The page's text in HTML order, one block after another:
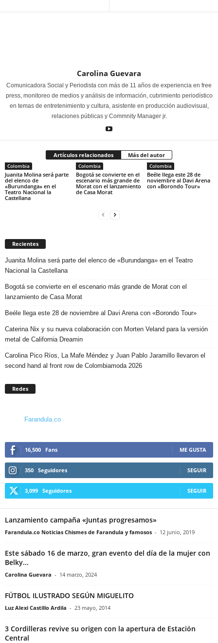
Carolina Guevara
Comunicadora Social y Periodista con más de 11 años de experiencia en free
press, monitoreo de medios y análisis de información, cubrimiento periodístico
en temas de entretenimiento y cultura, asistente en producción audiovisual,
relaciones públicas y Commnity Manager jr.
Artículos relacionados Más del autor
Colombia
Juanita Molina será parte
del elenco de
«Burundanga» en el
Teatro Nacional la
Castellana
Colombia
Bogotá se convierte en el
escenario más grande de
Morat con el lanzamiento
de Casa Morat
Colombia
Beéle llega este 28 de
noviembre al Davi Arena
con «Borondo Tour»
Recientes
Juanita Molina será parte del elenco de «Burundanga» en el Teatro
Nacional la Castellana
Bogotá se convierte en el escenario más grande de Morat con el
lanzamiento de Casa Morat
Beéle llega este 28 de noviembre al Davi Arena con «Borondo Tour»
Caterina Nix y su nueva colaboración con Morten Veland para la versión
metal de California Dreamin
Carolina Pico Ríos, La Mafe Méndez y Juan Pablo Jaramillo llevaron el
second hand al front row de Colombiamoda 2026
Redes
Farandula.co
16,500 Fans ME GUSTA
350 Seguidores SEGUIR
3,099 Seguidores SEGUIR
Lanzamiento campaña «Juntas progresamos»
Farandula.co Noticias Chismes de Farandula y famosos - 12 junio, 2019
Este sábado 16 de marzo, gran evento del día de la mujer con
Belky...
Carolina Guevara - 14 marzo, 2024
FÚTBOL ILUSTRADO SEGÚN MIGUELITO
Luz Alexi Castillo Ardila - 23 mayo, 2014
3 Cordilleras revive su origen con la apertura de Estación
Central